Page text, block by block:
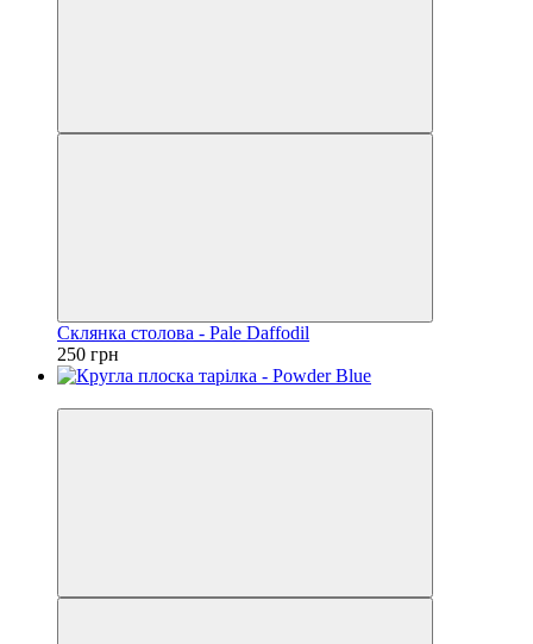
Склянка столова - Pale Daffodil
250 грн